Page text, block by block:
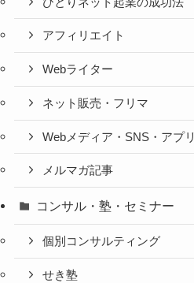
アフィリエイト
Webライター
ネット販売・フリマ
Webメディア・SNS・アプリ
メルマガ記事
コンサル・塾・セミナー
個別コンサルティング
せき塾